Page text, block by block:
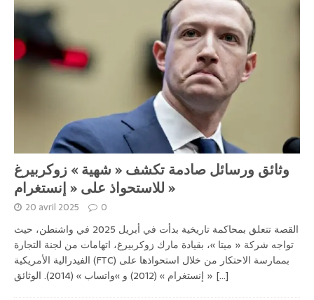
وثائق ورسائل صادمة تكشف « شهية » زوكربيرغ
للاستحواذ على « إنستغرام »
20 avril 2025 0
القصة تتعلق بمحاكمة تاريخية بدأت في أبريل 2025 في واشنطن، حيث
تواجه شركة « ميتا »، بقيادة مارك زوكربيرغ، اتهامات من لجنة التجارة
الفيدرالية الأمريكية (FTC) بممارسة الاحتكار من خلال استحواذها على
[...]